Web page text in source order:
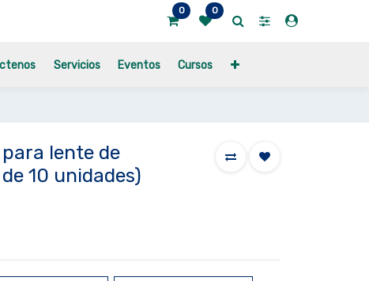
0 0
Servicios Eventos Cursos
lente de
10 unidades)